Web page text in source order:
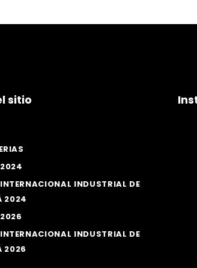
sitio
2024
INDUSTRIAL DE
2024
INDUSTRIAL DE
2026